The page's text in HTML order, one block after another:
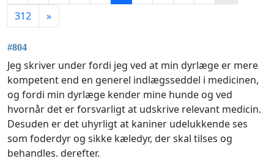
312
»
#804
Jeg skriver under fordi jeg ved at min dyrlæge er mere
kompetent end en generel indlægsseddel i medicinen,
og fordi min dyrlæge kender mine hunde og ved
hvornår det er forsvarligt at udskrive relevant medicin.
Desuden er det uhyrligt at kaniner udelukkende ses
som foderdyr og sikke kæledyr, der skal tilses og
behandles. derefter.